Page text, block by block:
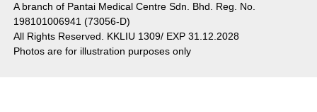
A branch of Pantai Medical Centre Sdn. Bhd. Reg. No.
198101006941 (73056-D)
All Rights Reserved. KKLIU 1309/ EXP 31.12.2028
Photos are for illustration purposes only